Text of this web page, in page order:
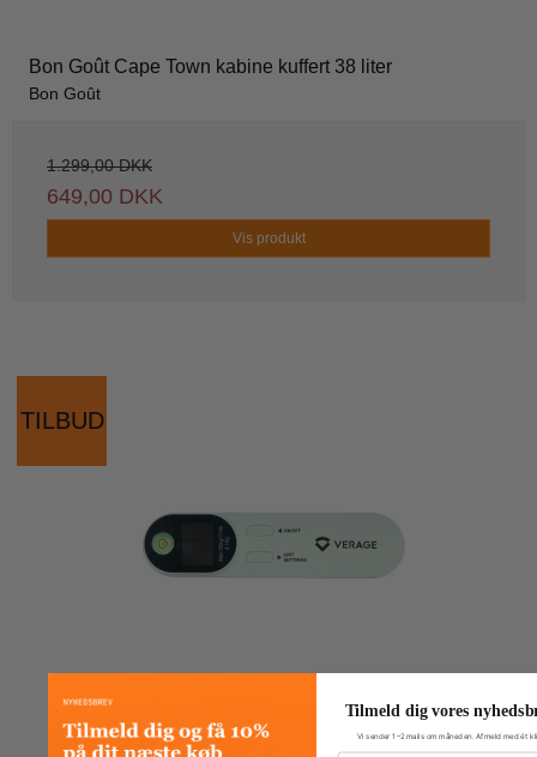
Bon Goût Cape Town kabine kuffert 38 liter
Bon Goût
1.299,00 DKK
649,00 DKK
Vis produkt
TILBUD
Tilmeld dig vores
Vi sender 1–2 mails om måneden. Afmeld med ét